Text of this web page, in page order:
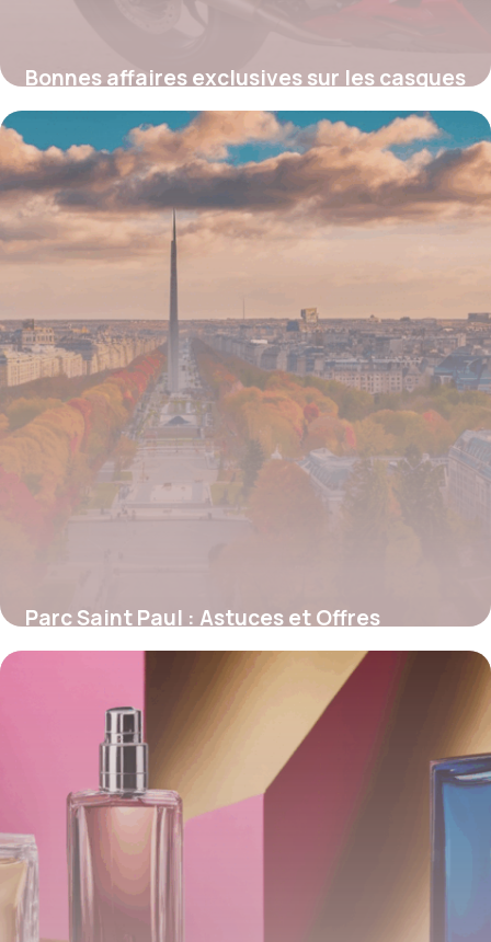
Bonnes affaires exclusives sur les casques
Arai : où profiter des meilleures promos
moto
4 juillet 2025
Parc Saint Paul : Astuces et Offres
Exclusives pour Profiter des Promotions